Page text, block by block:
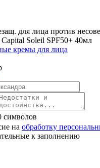
для лица против
Soleil SPF50+ 40мл
кремы для лица
символов
на обработку
к заполнению